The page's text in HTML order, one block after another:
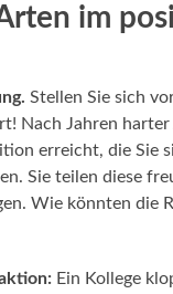
im
Stellen Sie sich
Nach Jahren
erreicht, die Sie
Sie teilen diese
Wie könnten die
Ein Kollege